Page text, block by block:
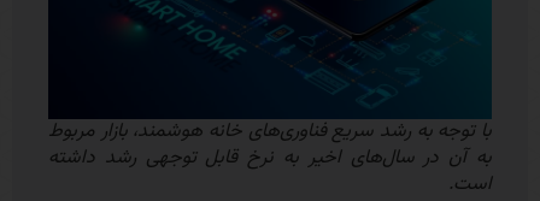
با توجه به رشد سریع فناوری‌های خانه هوشمند، بازار مربوط
به آن در سال‌های اخیر به نرخ قابل توجهی رشد داشته
است.